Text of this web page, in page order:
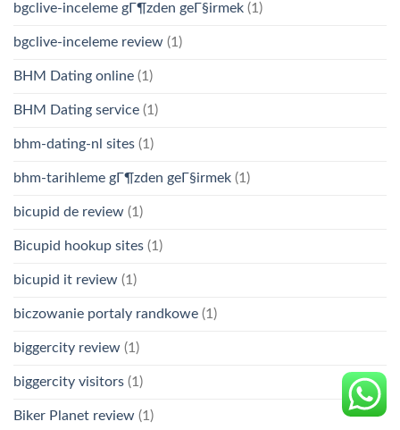
bgclive-inceleme gГ¶zden geГ§irmek (1)
bgclive-inceleme review (1)
BHM Dating online (1)
BHM Dating service (1)
bhm-dating-nl sites (1)
bhm-tarihleme gГ¶zden geГ§irmek (1)
bicupid de review (1)
Bicupid hookup sites (1)
bicupid it review (1)
biczowanie portaly randkowe (1)
biggercity review (1)
biggercity visitors (1)
Biker Planet review (1)